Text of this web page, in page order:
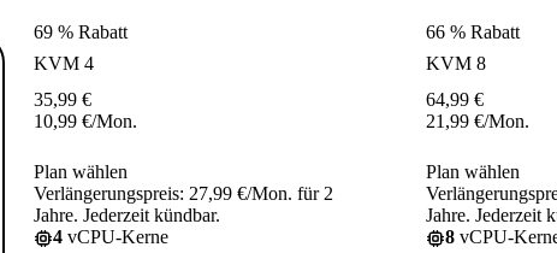
69 % Rabatt
KVM 4
35,99 €
10,99 €/Mon.
Plan wählen
Verlängerungspreis: 27,99 €/Mon. für 2
Jahre. Jederzeit kündbar.
4 vCPU-Kerne
66 % Rabatt
KVM 8
64,99 €
21,99 €/Mon.
Plan wählen
Jahre. Jederzeit
8 vCPU-